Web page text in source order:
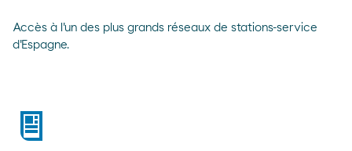
Accès à l'un des plus grands réseaux de stations-service
d'Espagne.